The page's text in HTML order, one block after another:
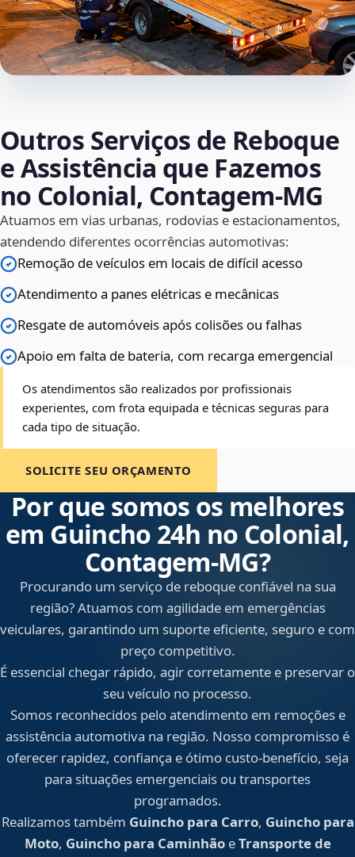
Outros Serviços de Reboque
e Assistência que Fazemos
no Colonial, Contagem‑MG
Atuamos em vias urbanas, rodovias e estacionamentos,
atendendo diferentes ocorrências automotivas:
Remoção de veículos em locais de difícil acesso
Atendimento a panes elétricas e mecânicas
Resgate de automóveis após colisões ou falhas
Apoio em falta de bateria, com recarga emergencial
Os atendimentos são realizados por profissionais
experientes, com frota equipada e técnicas seguras para
cada tipo de situação.
SOLICITE SEU ORÇAMENTO
Por que somos os melhores
em Guincho 24h no Colonial,
Contagem‑MG?
Procurando um serviço de reboque confiável na sua
região? Atuamos com agilidade em emergências
veiculares, garantindo um suporte eficiente, seguro e com
preço competitivo.
É essencial chegar rápido, agir corretamente e preservar o
seu veículo no processo.
Somos reconhecidos pelo atendimento em remoções e
assistência automotiva na região. Nosso compromisso é
oferecer rapidez, confiança e ótimo custo-benefício, seja
para situações emergenciais ou transportes
programados.
Realizamos também Guincho para Carro, Guincho para
Moto, Guincho para CaminhãoeTransporte de